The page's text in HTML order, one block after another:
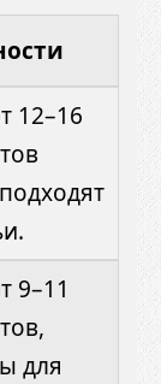
12–16
9–11
для